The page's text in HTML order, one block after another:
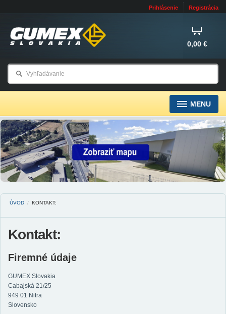
Prihlásenie Registrácia
0,00 €
MENU
ÚVOD / KONTAKT:
Kontakt:
Firemné údaje
GUMEX Slovakia
Cabajská 21/25
949 01 Nitra
Slovensko